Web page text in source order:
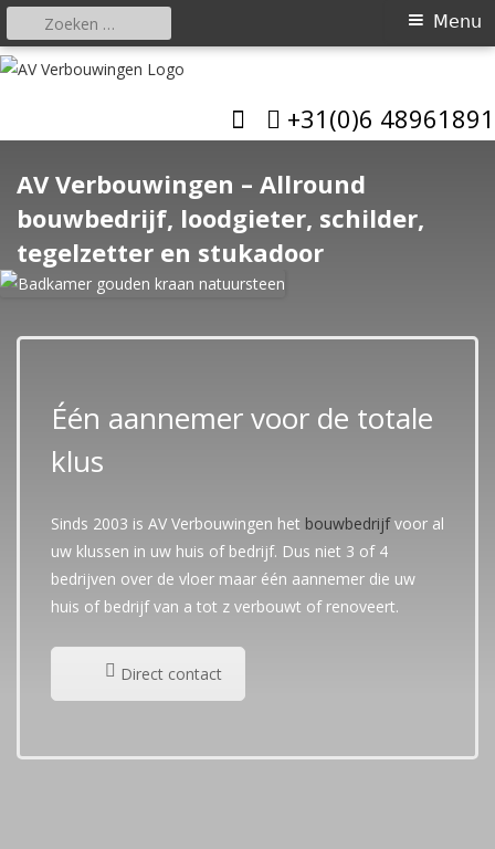
Spring
AV Verbouwingen +31(0)6 48961891
Primair
menu
Menu
Zoeken
naar:
AV Verbouwingen – Allround
bouwbedrijf, loodgieter, schilder,
tegelzetter en stukadoor
Één aannemer voor de totale
klus
Sinds 2003 is AV Verbouwingen het bouwbedrijfvoor al
uw klussen in uw huis of bedrijf. Dus niet 3 of 4
bedrijven over de vloer maar één aannemer die uw
huis of bedrijf van a tot z verbouwt of renoveert.
Direct contact